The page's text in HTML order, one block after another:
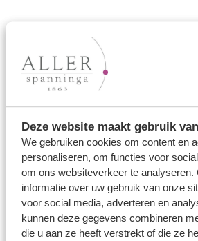
Deze website maakt gebruik
We gebruiken cookies om content en
personaliseren, om functies voor
om ons websiteverkeer te analyseren.
informatie over uw gebruik van onze
voor social media, adverteren en
kunnen deze gegevens combineren
die u aan ze heeft verstrekt of die ze
Ons aanbod
Trouwringen
Verlovingsringen
Vriendschapsringen
Over ons
Aller Spanninga
Historie